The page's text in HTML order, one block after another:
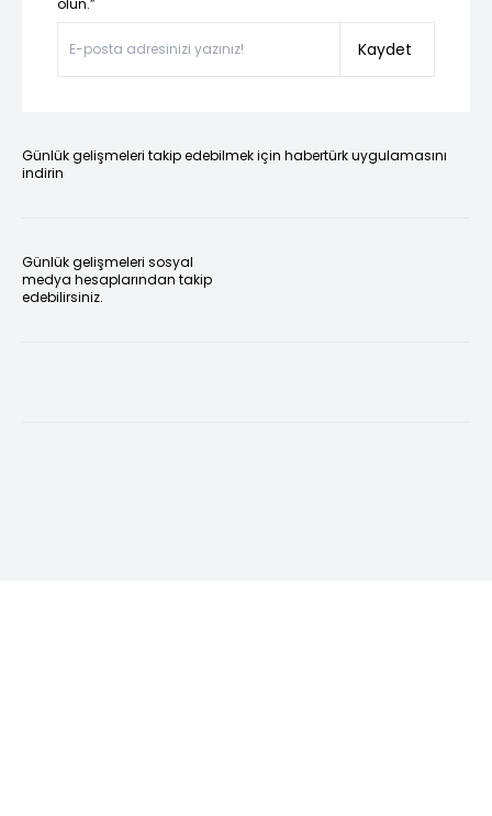
Kaydet
Günlük gelişmeleri takip edebilmek için habertürk uygulamasını
indirin
Günlük gelişmeleri sosyal
medya hesaplarından takip
edebilirsiniz.